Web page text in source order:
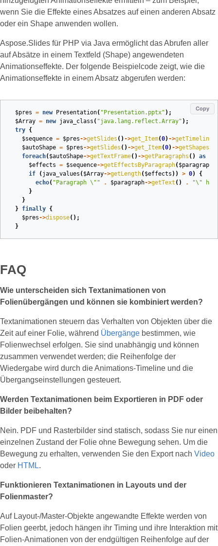
wenn Sie die Effekte eines Absatzes auf einen anderen Absatz
oder ein Shape anwenden wollen.
Aspose.Slides für PHP via Java ermöglicht das Abrufen aller
auf Absätze in einem Textfeld (Shape) angewendeten
Animationseffekte. Der folgende Beispielcode zeigt, wie die
Animationseffekte in einem Absatz abgerufen werden:
Copy
$pres = new Presentation( "Presentation.pptx" );
$Array = new java_class ( "java.lang.reflect.Array" );
try {
$sequence = $pres->getSlides () ->get_Item(0) ->getTimeline
$autoShape = $pres->getSlides () ->get_Item(0) ->getShapes
foreach( $autoShape->getTextFrame() ->getParagraphs () as
$effects = $sequence->getEffectsByParagraph( $paragraph
if
( java_values ( $Array->getLength( $effects )) > 0)
{
echo( "Paragraph \" " . $paragraph->getText () . "\"
}
}
} finally {
$pres->dispose();
}
FAQ
Wie unterscheiden sich Textanimationen von
Folienübergängen und können sie kombiniert werden?
Textanimationen steuern das Verhalten von Objekten über die
Zeit auf einer Folie, während Übergänge bestimmen, wie
Folienwechsel erfolgen. Sie sind unabhängig und können
zusammen verwendet werden; die Reihenfolge der
Wiedergabe wird durch die Animations‑Timeline und die
Übergangseinstellungen gesteuert.
Werden Textanimationen beim Exportieren in PDF oder
Bilder beibehalten?
Nein. PDF und Rasterbilder sind statisch, sodass Sie nur einen
einzelnen Zustand der Folie ohne Bewegung sehen. Um die
Bewegung zu erhalten, verwenden Sie den Export nach Video
oder HTML.
Funktionieren Textanimationen in Layouts und der
Folienmaster?
Auf Layout‑/Master‑Objekte angewandte Effekte werden von
Folien geerbt, jedoch hängen ihr Timing und ihre Interaktion mit
Folien‑Animationen von der endgültigen Reihenfolge auf der